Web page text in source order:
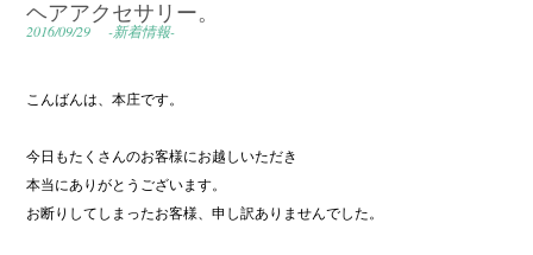
ヘアアクセサリー。
2016/09/29 -新着情報-
こんばんは、本庄です。
今日もたくさんのお客様にお越しいただき
本当にありがとうございます。
お断りしてしまったお客様、申し訳ありませんでした。